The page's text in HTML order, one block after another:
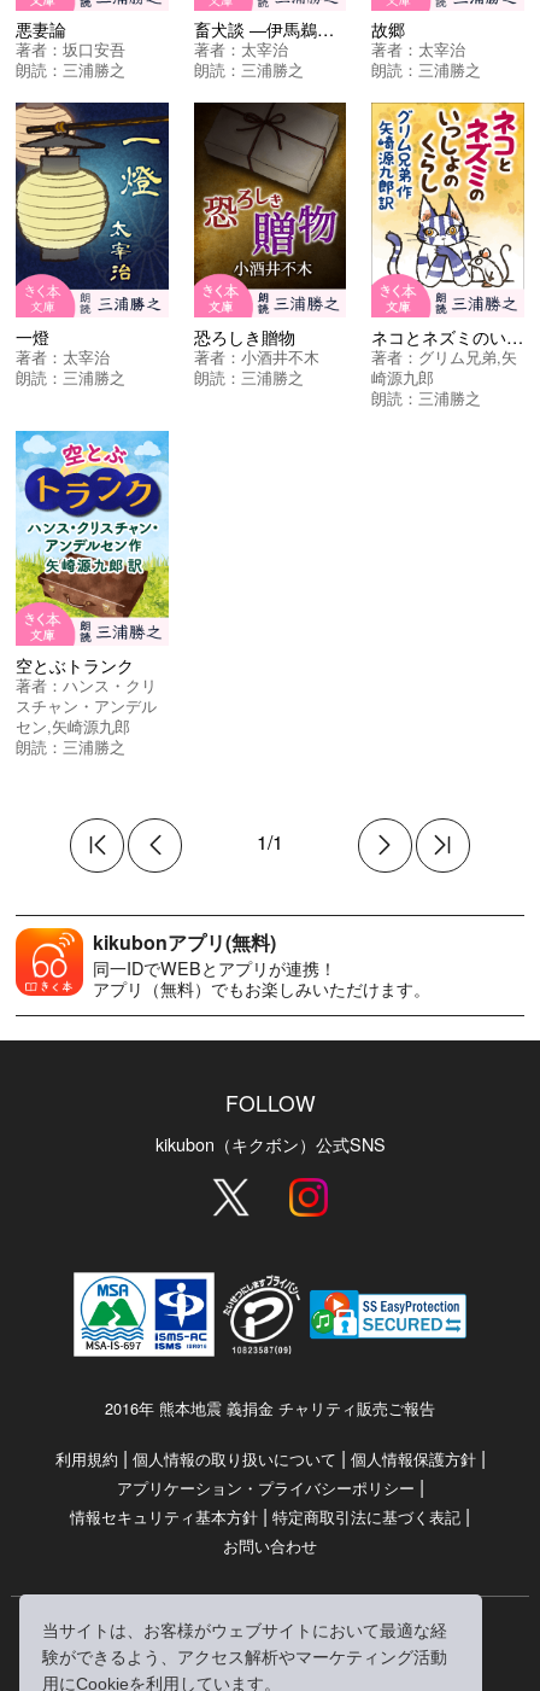
当サイトは、お客様がウェブサイトにおいて最適な経
験ができるよう、アクセス解析やマーケティング活動
用にCookieを利用しています。
悪妻論
著者：坂口安吾
朗読：三浦勝之
畜犬談 ―伊馬鵜平君に与える―
著者： 太宰治
朗読： 三浦勝之
故郷
著者： 太宰治
朗読：三浦勝之
一燈
著者： 太宰治
朗読： 三浦勝之
恐ろしき贈物
著者： 小酒井不木
朗読： 三浦勝之
ネコとネズミのいっしょのくらし
著者： グリム兄弟,矢
崎源九郎
朗読： 三浦勝之
空とぶトランク
著者：ハンス・クリ
スチャン・アンデル
セン,矢崎源九郎
朗読： 三浦勝之
1/1
kikubonアプリ(無料)
同一IDでWEBとアプリが連携！
アプリ（無料）でもお楽しみいただけます。
FOLLOW
kikubon（キクボン）公式SNS
2016年 熊本地震 義捐金 チャリティ販売ご報告
利用規約 | 個人情報の取り扱いについて | 個人情報保護方針|
アプリケーション・プライバシーポリシー |
情報セキュリティ基本方針 | 特定商取引法に基づく表記 |
お問い合わせ
© RRJ Inc.
（kikubon/キクボン/きく本/きくほん/キクホン）は